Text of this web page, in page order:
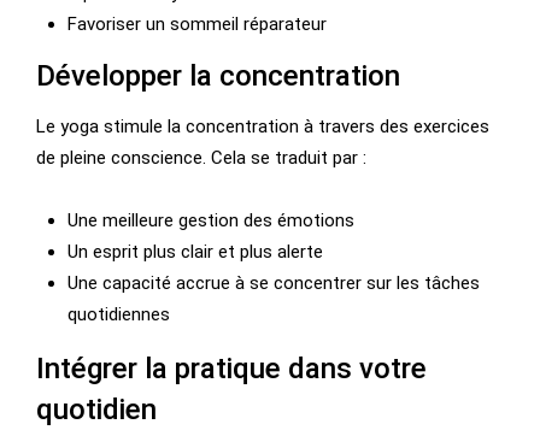
Favoriser un sommeil réparateur
Développer la concentration
Le yoga stimule la concentration à travers des exercices
de pleine conscience. Cela se traduit par :
Une meilleure gestion des émotions
Un esprit plus clair et plus alerte
Une capacité accrue à se concentrer sur les tâches
quotidiennes
Intégrer la pratique dans votre
quotidien